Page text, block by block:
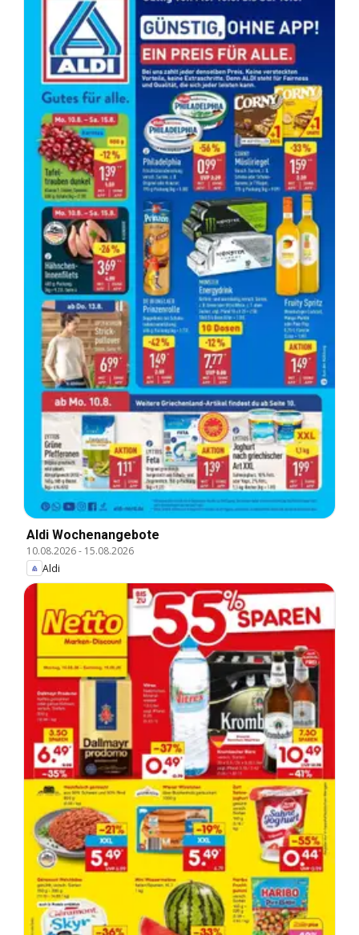
Aldi Wochenangebote
10.08.2026- 15.08.2026
Aldi